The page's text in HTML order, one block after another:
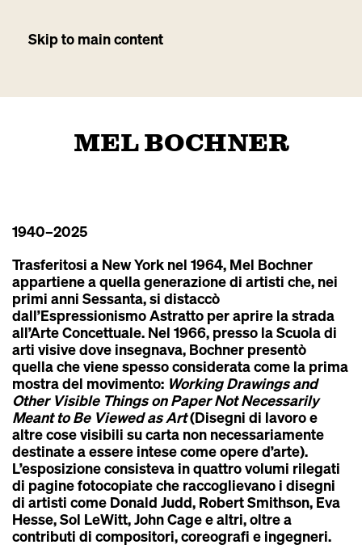
Skip to main content
MEL BOCHNER
1940–2025
Trasferitosi a New York nel 1964, Mel Bochner
appartiene a quella generazione di artisti che, nei
primi anni Sessanta, si distaccò
dall’Espressionismo Astratto per aprire la strada
all’Arte Concettuale. Nel 1966, presso la Scuola di
arti visive dove insegnava, Bochner presentò
quella che viene spesso considerata come la prima
mostra del movimento: Working Drawings and
Other Visible Things on Paper Not Necessarily
Meant to Be Viewed as Art(Disegni di lavoro e
altre cose visibili su carta non necessariamente
destinate a essere intese come opere d’arte).
L’esposizione consisteva in quattro volumi rilegati
di pagine fotocopiate che raccoglievano i disegni
di artisti come Donald Judd, Robert Smithson, Eva
Hesse, Sol LeWitt, John Cage e altri, oltre a
contributi di compositori, coreografi e ingegneri.